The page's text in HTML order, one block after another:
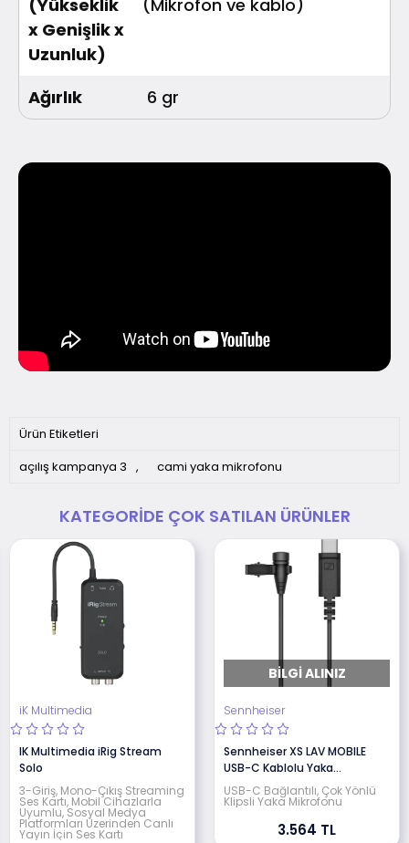
(Yükseklik
x Genişlik x
Uzunluk)
(Mikrofon ve kablo)
Ağırlık 6 gr
Ürün Etiketleri
açılış kampanya 3 , cami yaka mikrofonu
KATEGORIDE ÇOK SATILAN ÜRÜNLER
iK Multimedia
IK Multimedia iRig Stream
Solo
3-Giriş, Mono-Çıkış Streaming
Ses Kartı, Mobil Cihazlarla
Uyumlu, Sosyal Medya
Platformları Üzerinden Canlı
Yayın İçin Ses Kartı
BILGI ALINIZ
Sennheiser
Sennheiser XS LAV MOBILE
USB-C Kablolu Yaka
Mikrofonu
USB-C Bağlantılı, Çok Yönlü
Klipsli Yaka Mikrofonu
3.564 TL